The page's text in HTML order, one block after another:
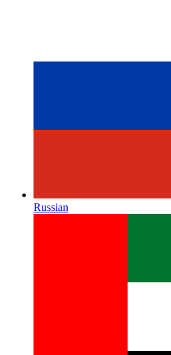
Russian